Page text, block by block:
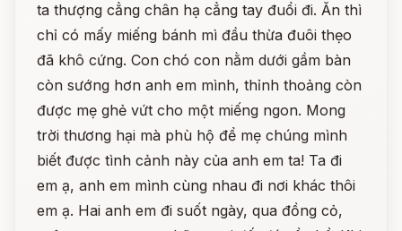
ta thượng cẳng chân hạ cẳng tay đuổi đi. Ăn thì
chỉ có mấy miếng bánh mì đầu thừa đuôi thẹo
đã khô cứng. Con chó con nằm dưới gầm bàn
còn sướng hơn anh em mình, thỉnh thoảng còn
được mẹ ghẻ vứt cho một miếng ngon. Mong
trời thương hại mà phù hộ để mẹ chúng mình
biết được tình cảnh này của anh em ta! Ta đi
em ạ, anh em mình cùng nhau đi nơi khác thôi
em ạ. Hai anh em đi suốt ngày, qua đồng cỏ,